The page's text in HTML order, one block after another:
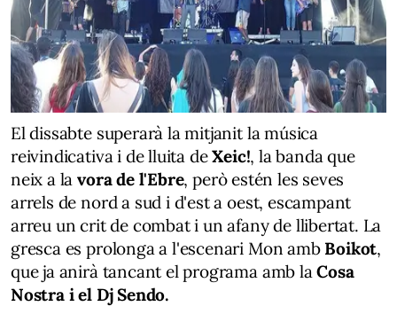
El dissabte superarà la mitjanit la música
reivindicativa i de lluita deXeic!, la banda que
neix a lavora de l'Ebre, però estén les seves
arrels de nord a sud i d'est a oest, escampant
arreu un crit de combat i un afany de llibertat. La
gresca es prolonga a l'escenari Mon ambBoikot,
que ja anirà tancant el programa amb laCosa
Nostra i el Dj Sendo.